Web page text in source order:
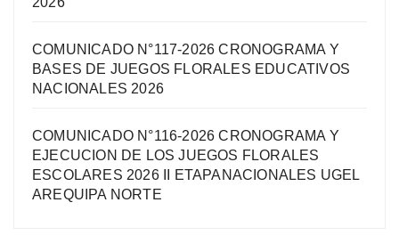
COMUNICADO N°117-2026 CRONOGRAMA Y
BASES DE JUEGOS FLORALES EDUCATIVOS
NACIONALES 2026
COMUNICADO N°116-2026 CRONOGRAMA Y
EJECUCION DE LOS JUEGOS FLORALES
ESCOLARES 2026 II ETAPANACIONALES UGEL
AREQUIPA NORTЕ